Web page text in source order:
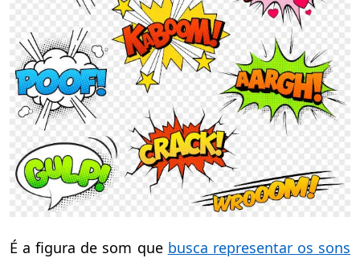
É a figura de som que busca representar os sons